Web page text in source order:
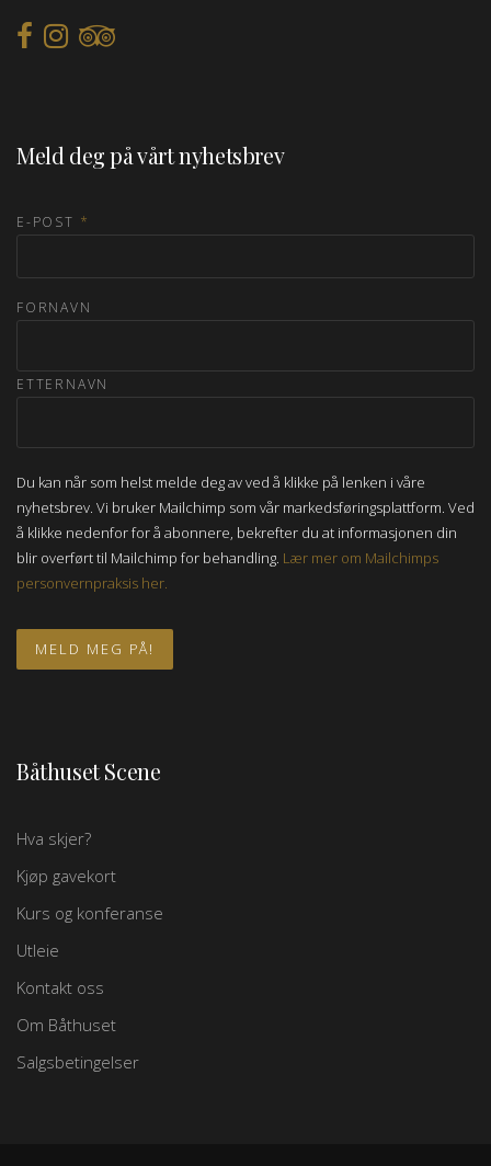
Meld deg på vårt nyhetsbrev
E-POST *
FORNAVN
ETTERNAVN
Du kan når som helst melde deg av ved å klikke på lenken i våre
nyhetsbrev. Vi bruker Mailchimp som vår markedsføringsplattform. Ved
å klikke nedenfor for å abonnere, bekrefter du at informasjonen din
blir overført til Mailchimp for behandling. Lær mer om Mailchimps
personvernpraksis her.
Båthuset Scene
Hva skjer?
Kjøp gavekort
Kurs og konferanse
Utleie
Kontakt oss
Om Båthuset
Salgsbetingelser